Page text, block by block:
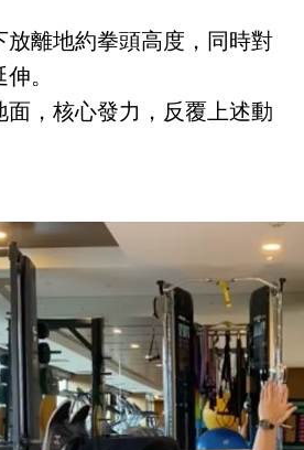
放離地約拳頭高度，同時對
。
面，核心發力，反覆上述動